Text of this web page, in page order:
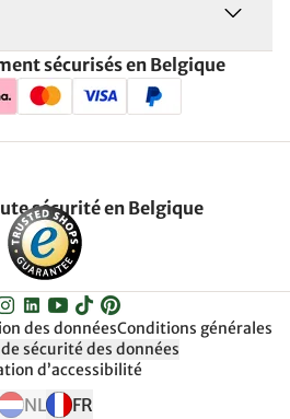
sécurisés en Belgique
sécurité en Belgique
des donnéesConditions générales
sécurité des données
d’accessibilité
NL FR